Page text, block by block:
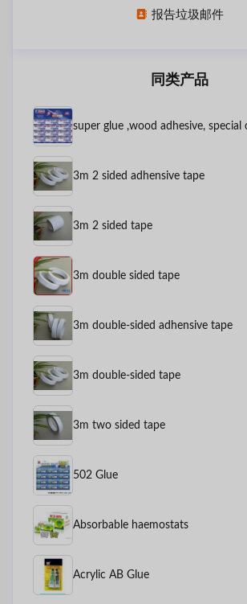
报告垃圾邮件
同类产品
super glue ,wood adhesive, special
3m 2 sided adhensive tape
3m 2 sided tape
3m double sided tape
3m double-sided adhensive tape
3m double-sided tape
3m two sided tape
502 Glue
Absorbable haemostats
Acrylic AB Glue